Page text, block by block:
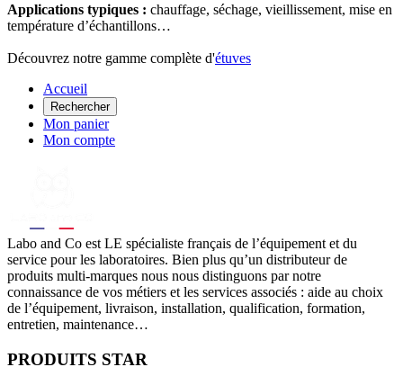
Applications typiques : chauffage, séchage, vieillissement, mise en
température d’échantillons…
Découvrez notre gamme complète d'étuves
Accueil
Rechercher
Mon panier
Mon compte
Labo and Co est LE spécialiste français de l’équipement et du
service pour les laboratoires. Bien plus qu’un distributeur de
produits multi-marques nous nous distinguons par notre
connaissance de vos métiers et les services associés : aide au choix
de l’équipement, livraison, installation, qualification, formation,
entretien, maintenance…
PRODUITS STAR